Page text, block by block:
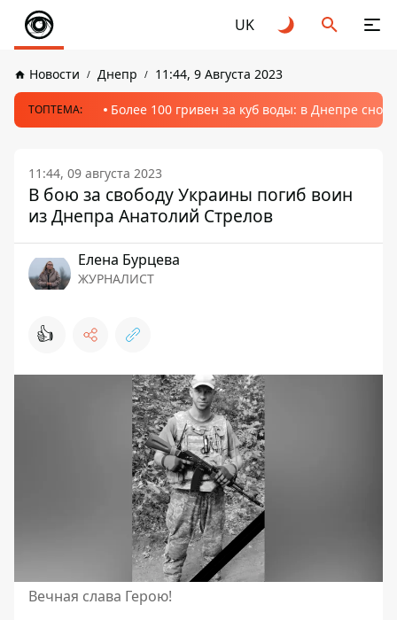
UK
Новости Днепр 11:44, 9 Августа 2023
ТОПТЕМА: Более 100 гривен за куб воды: в Днепре
11:44, 09 августа 2023
В бою за свободу Украины погиб воин
из Днепра Анатолий Стрелов
Елена Бурцева
ЖУРНАЛИСТ
👍
Вечная слава Герою!